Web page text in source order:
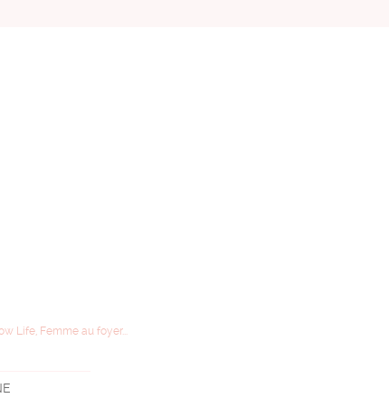
Life, Femme au foyer...